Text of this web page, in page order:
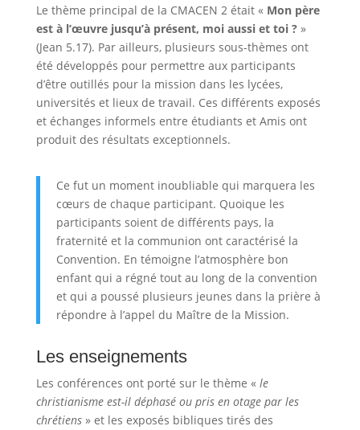
Le thème principal de la CMACEN 2 était « Mon père
est à l’œuvre jusqu’à présent, moi aussi et toi ? »
(Jean 5.17). Par ailleurs, plusieurs sous-thèmes ont
été développés pour permettre aux participants
d’être outillés pour la mission dans les lycées,
universités et lieux de travail. Ces différents exposés
et échanges informels entre étudiants et Amis ont
produit des résultats exceptionnels.
Ce fut un moment inoubliable qui marquera les
cœurs de chaque participant. Quoique les
participants soient de différents pays, la
fraternité et la communion ont caractérisé la
Convention. En témoigne l’atmosphère bon
enfant qui a régné tout au long de la convention
et qui a poussé plusieurs jeunes dans la prière à
répondre à l’appel du Maître de la Mission.
Les enseignements
Les conférences ont porté sur le thème « le
christianisme est-il déphasé ou pris en otage par les
chrétiens » et les exposés bibliques tirés des